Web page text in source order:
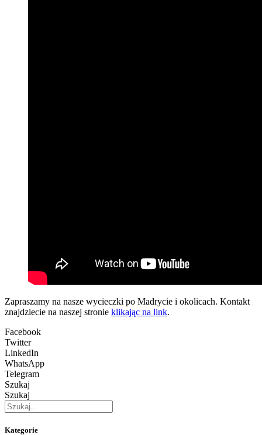
Zapraszamy na nasze wycieczki po Madrycie i okolicach. Kontakt
znajdziecie na naszej stronie klikając na link.
Facebook
Twitter
LinkedIn
WhatsApp
Telegram
Szukaj
Szukaj
Kategorie